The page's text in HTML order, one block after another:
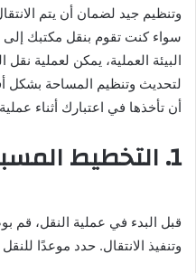
وتنظيم جيد لضمان أن يتم
سواء كنت تقوم بنقل مكتبك
البيئة العملية، يمكن لعملية
لتحديث وتنظيم المساحة بشكل
أن تأخذها في اعتبارك أثناء
1. التخطيط المسبق
قبل البدء في عملية النقل، قم
وتنفيذ الانتقال. حدد موعدًا